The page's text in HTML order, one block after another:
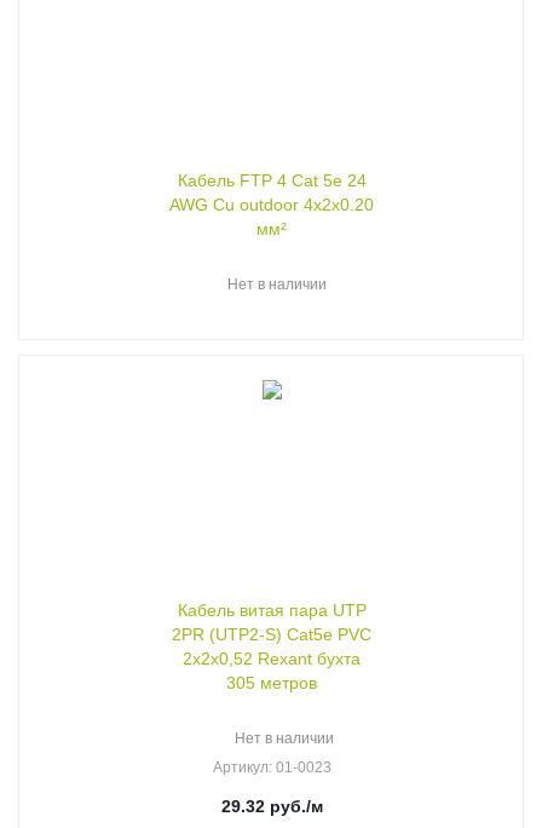
Кабель FTP 4 Cat 5e 24
AWG Cu outdoor 4x2x0.20
мм²
Нет в наличии
Кабель витая пара UTP
2PR (UTP2-S) Cat5e PVC
2х2х0,52 Rexant бухта
305 метров
Нет в наличии
Артикул: 01-0023
29.32руб./м